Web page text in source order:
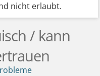
nicht erlaubt.
/ kann